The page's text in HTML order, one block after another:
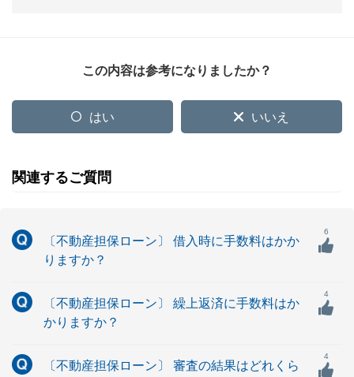
この内容は参考になりましたか？
はい いいえ
関連するご質問
〔不動産担保ローン〕 借入時に手数料はかか
りますか？
6
〔不動産担保ローン〕 繰上返済に手数料はか
かりますか？
4
〔不動産担保ローン〕 審査の結果はどれくら
4